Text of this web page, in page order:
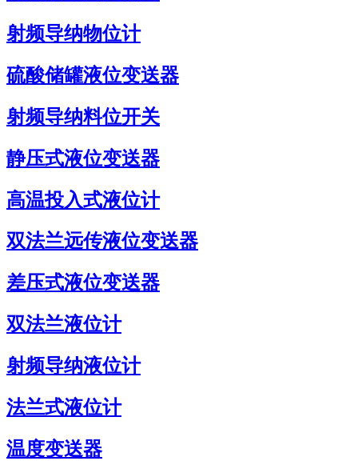
射频导纳物位计
硫酸储罐液位变送器
射频导纳料位开关
静压式液位变送器
高温投入式液位计
双法兰远传液位变送器
差压式液位变送器
双法兰液位计
射频导纳液位计
法兰式液位计
温度变送器